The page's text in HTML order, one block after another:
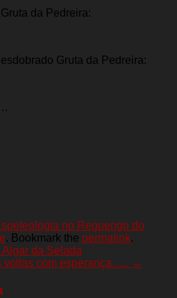
da Pedreira:
Gruta da Pedreira:
no Reguengo do
. Bookmark the permalink.
Algar da Selada
voltas com esperança….. →